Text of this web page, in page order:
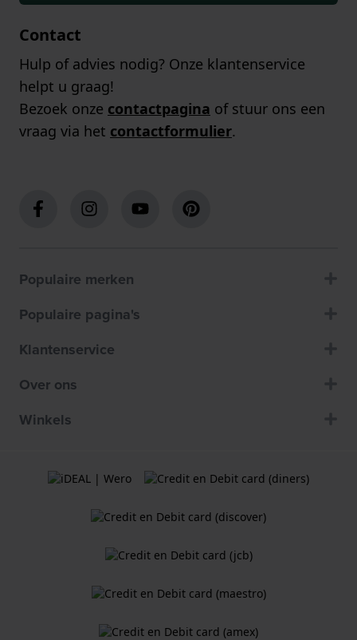
Contact
Hulp of advies nodig? Onze klantenservice
helpt u graag!
Bezoek onze contactpagina of stuur ons een
vraag via het contactformulier.
Populaire merken
Populaire pagina's
Klantenservice
Over ons
Winkels